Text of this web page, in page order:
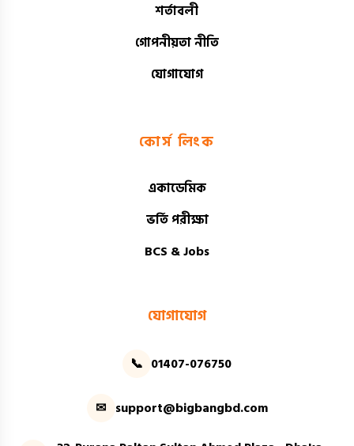
শর্তাবলী
গোপনীয়তা নীতি
যোগাযোগ
কোর্স লিংক
একাডেমিক
ভর্তি পরীক্ষা
BCS & Jobs
যোগাযোগ
📞 01407-076750
✉ support@bigbangbd.com